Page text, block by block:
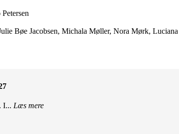
Bøe Jacobsen, Michala Møller, Nora Mørk, Luciana
I... Læs mere